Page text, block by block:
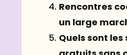
Rencontres
un large
Quels sont